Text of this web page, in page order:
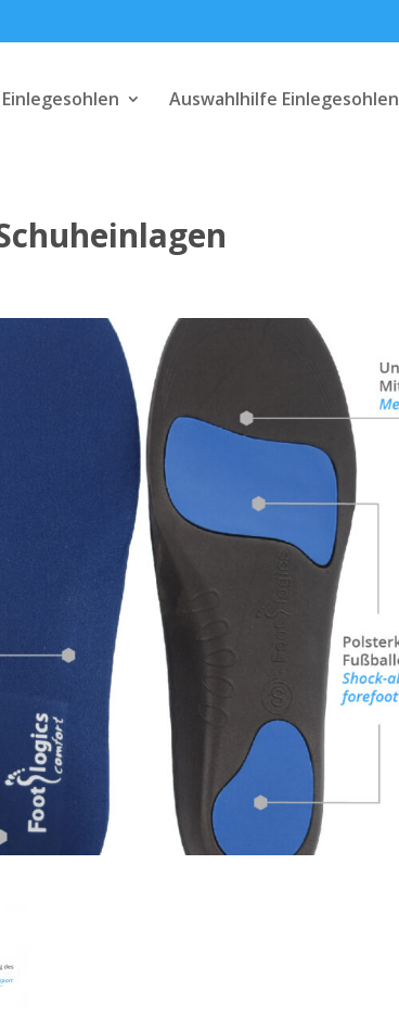
Einlegesohlen Auswahlhilfe Einlegesohlen